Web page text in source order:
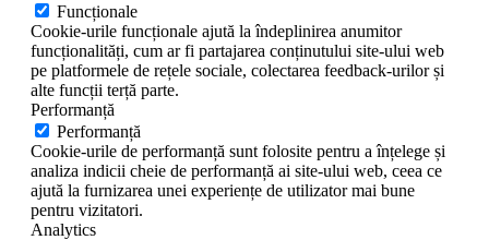
Funcționale
Cookie-urile funcționale ajută la îndeplinirea anumitor
funcționalități, cum ar fi partajarea conținutului site-ului web
pe platformele de rețele sociale, colectarea feedback-urilor și
alte funcții terță parte.
Performanță
Performanță
Cookie-urile de performanță sunt folosite pentru a înțelege și
analiza indicii cheie de performanță ai site-ului web, ceea ce
ajută la furnizarea unei experiențe de utilizator mai bune
pentru vizitatori.
Analytics